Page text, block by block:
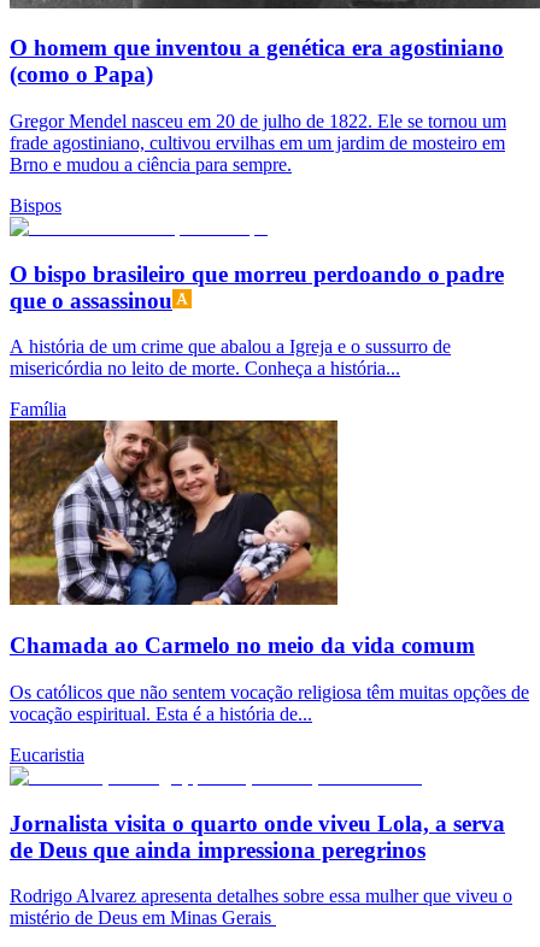
O homem que inventou a genética era agostiniano
(como o Papa)
Gregor Mendel nasceu em 20 de julho de 1822. Ele se tornou um
frade agostiniano, cultivou ervilhas em um jardim de mosteiro em
Brno e mudou a ciência para sempre.
Bispos
O bispo brasileiro que morreu perdoando o padre
que o assassinou
A história de um crime que abalou a Igreja e o sussurro de
misericórdia no leito de morte. Conheça a história...
Família
Chamada ao Carmelo no meio da vida comum
Os católicos que não sentem vocação religiosa têm muitas opções de
vocação espiritual. Esta é a história de...
Eucaristia
Jornalista visita o quarto onde viveu Lola, a serva
de Deus que ainda impressiona peregrinos
Rodrigo Alvarez apresenta detalhes sobre essa mulher que viveu o
mistério de Deus em Minas Gerais